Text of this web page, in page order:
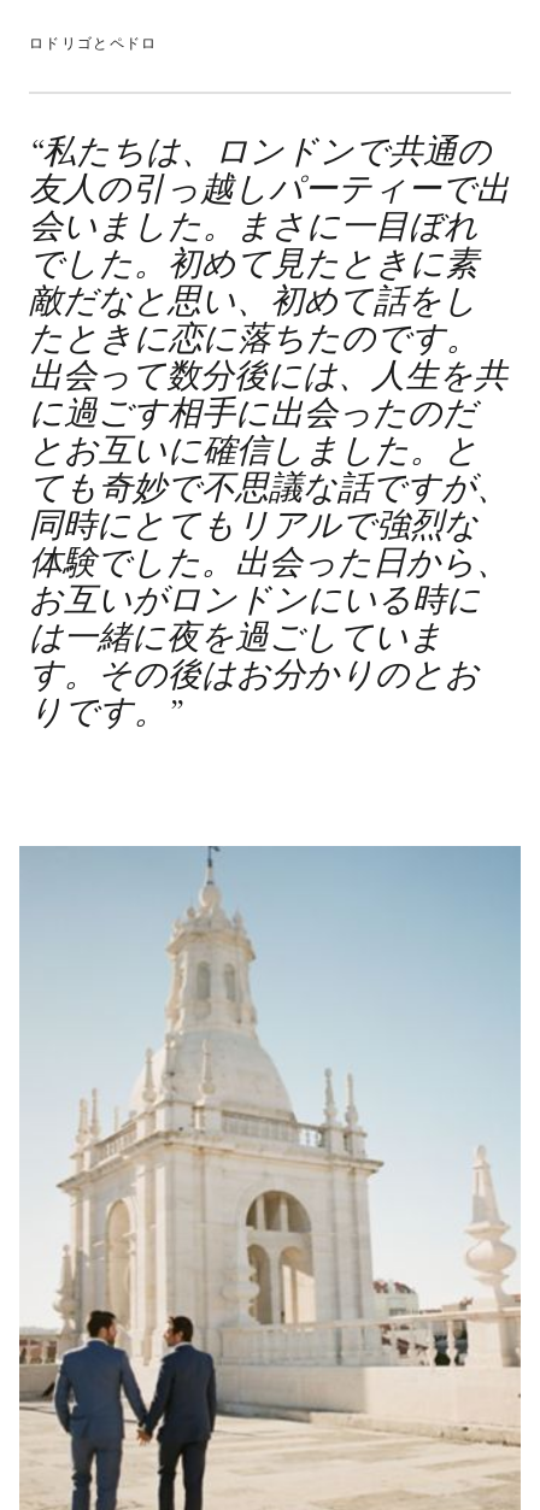
ロドリゴとペドロ
“私たちは、ロンドンで共通の
友人の引っ越しパーティーで出
会いました。まさに一目ぼれ
でした。初めて見たときに素
敵だなと思い、初めて話をし
たときに恋に落ちたのです。
出会って数分後には、人生を共
に過ごす相手に出会ったのだ
とお互いに確信しました。と
ても奇妙で不思議な話ですが、
同時にとてもリアルで強烈な
体験でした。出会った日から、
お互いがロンドンにいる時に
は一緒に夜を過ごしていま
す。その後はお分かりのとお
りです。 ”